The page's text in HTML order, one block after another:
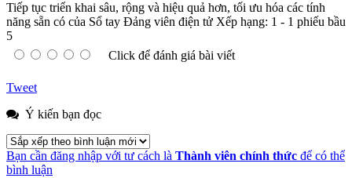
Tiếp tục triển khai sâu, rộng và hiệu quả hơn, tối ưu hóa các tính
năng sẵn có của Sổ tay Đảng viên điện tử Xếp hạng: 1 - 1 phiếu bầu
5
Click để đánh giá bài viết
Tweet
Ý kiến bạn đọc
Bạn cần đăng nhập với tư cách là Thành viên chính thức để có thể
bình luận